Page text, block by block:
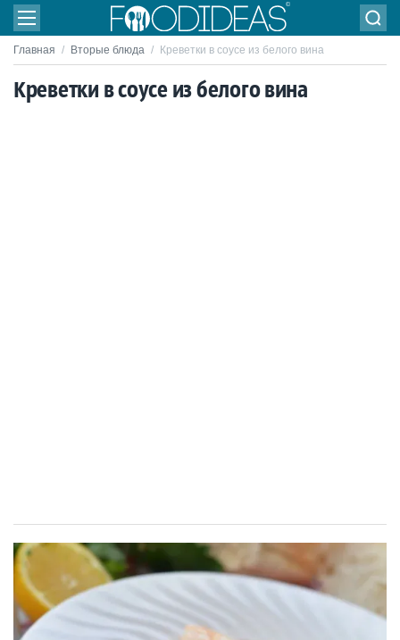
Главная / Вторые блюда / Креветки в соусе из белого вина
Креветки в соусе из белого вина